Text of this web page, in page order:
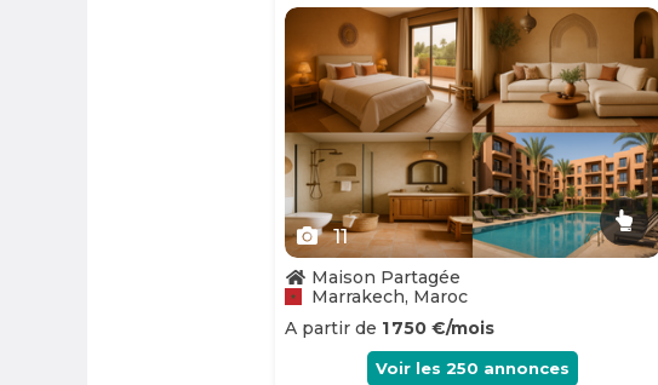
Slide 1 of 11
11
Maison Partagée
Marrakech, Maroc
A partir de 1 750 €/mois
Voir les 250 annonces